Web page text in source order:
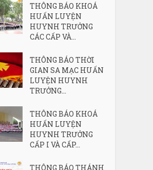
THÔNG BÁO KHOÁ
HUẤN LUYỆN
HUYNH TRƯỞNG
CÁC CẤP VÀ...
THÔNG BÁO THỜI
GIAN SA MẠC HUẤN
LUYỆN HUYNH
TRƯỞNG...
THÔNG BÁO KHOÁ
HUẤN LUYỆN
HUYNH TRƯỞNG
CẤP I VÀ CẤP...
THÔNG BÁO THÁNH